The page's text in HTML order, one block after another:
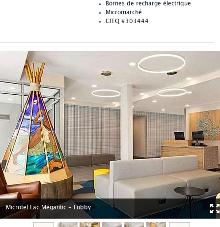
Bornes de recharge électrique
Micromarché
CITQ #303444
Microtel Lac Mégantic - Lobby